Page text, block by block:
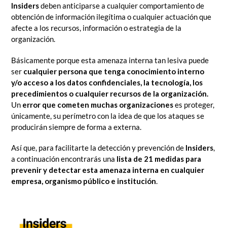
Insidersdeben anticiparse a cualquier comportamiento de
obtención de información ilegítima o cualquier actuación que
afecte a los recursos, información o estrategia de la
organización.
Básicamente porque esta amenaza interna tan lesiva puede
ser cualquier persona que tenga conocimiento interno
y/o acceso a los datos confidenciales, la tecnología, los
precedimientos o cualquier recursos de la organización.
Un error que cometen muchas organizacioneses proteger,
únicamente, su perímetro con la idea de que los ataques se
producirán siempre de forma a externa.
Así que, para facilitarte la detección y prevención de Insiders,
a continuación encontrarás una lista de 21 medidas para
prevenir y detectar esta amenaza interna en cualquier
empresa, organismo público e institución.